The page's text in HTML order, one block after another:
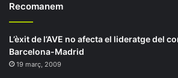
Recomanem
L’èxit de l’AVE no afecta el lideratge del
Barcelona-Madrid
19 març, 2009